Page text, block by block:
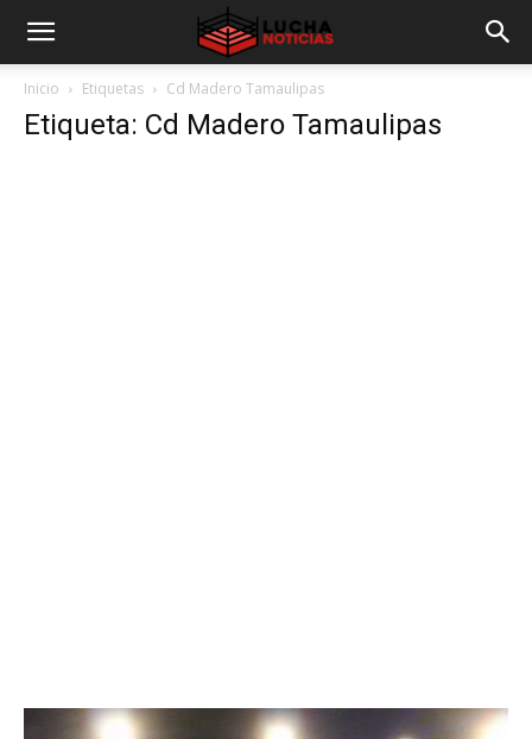
Inicio Etiquetas Cd Madero Tamaulipas
Etiqueta: Cd Madero Tamaulipas